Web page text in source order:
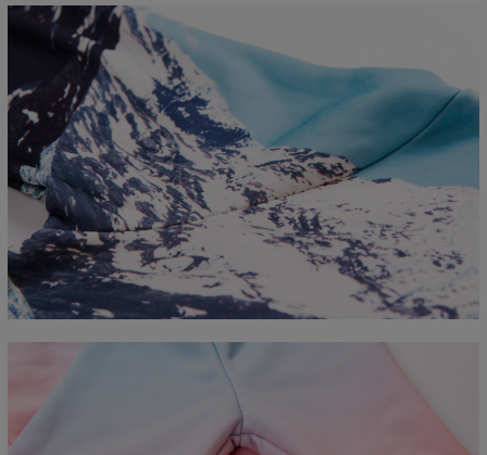
Measured flat
CM
XS S M L XL 2XL 3XL
4XL
A - Length
67 68 69 70 71 73 75
78
B - Chest width
50 56 58 60 63
66
C - Sleeve length
63 64 66 67 68 69